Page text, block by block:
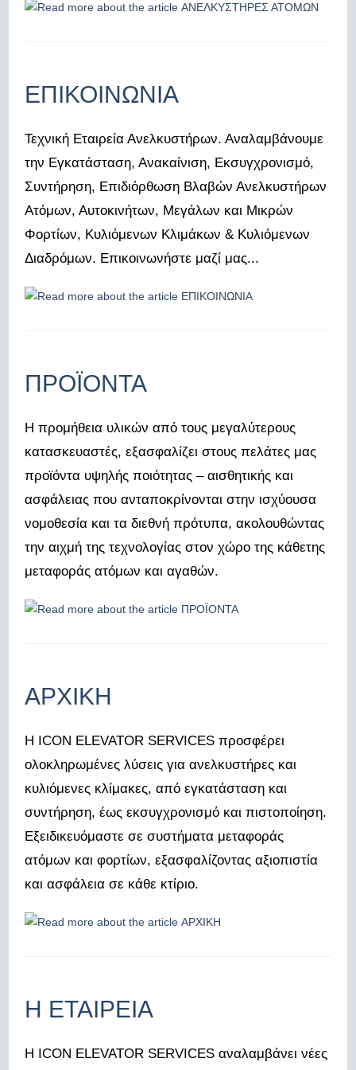
ΕΠΙΚΟΙΝΩΝΙΑ
Τεχνική Εταιρεία Ανελκυστήρων. Αναλαμβάνουμε
την Εγκατάσταση, Ανακαίνιση, Εκσυγχρονισμό,
Συντήρηση, Επιδιόρθωση Βλαβών Ανελκυστήρων
Ατόμων, Αυτοκινήτων, Μεγάλων και Μικρών
Φορτίων, Κυλιόμενων Κλιμάκων & Κυλιόμενων
Διαδρόμων. Επικοινωνήστε μαζί μας...
ΠΡΟΪΟΝΤΑ
Η προμήθεια υλικών από τους μεγαλύτερους
κατασκευαστές, εξασφαλίζει στους πελάτες μας
προϊόντα υψηλής ποιότητας – αισθητικής και
ασφάλειας που ανταποκρίνονται στην ισχύουσα
νομοθεσία και τα διεθνή πρότυπα, ακολουθώντας
την αιχμή της τεχνολογίας στον χώρο της κάθετης
μεταφοράς ατόμων και αγαθών.
ΑΡΧΙΚΗ
Η ICON ELEVATOR SERVICES προσφέρει
ολοκληρωμένες λύσεις για ανελκυστήρες και
κυλιόμενες κλίμακες, από εγκατάσταση και
συντήρηση, έως εκσυγχρονισμό και πιστοποίηση.
Εξειδικευόμαστε σε συστήματα μεταφοράς
ατόμων και φορτίων, εξασφαλίζοντας αξιοπιστία
και ασφάλεια σε κάθε κτίριο.
Η ΕΤΑΙΡΕΙΑ
Η ICON ELEVATOR SERVICES αναλαμβάνει νέες